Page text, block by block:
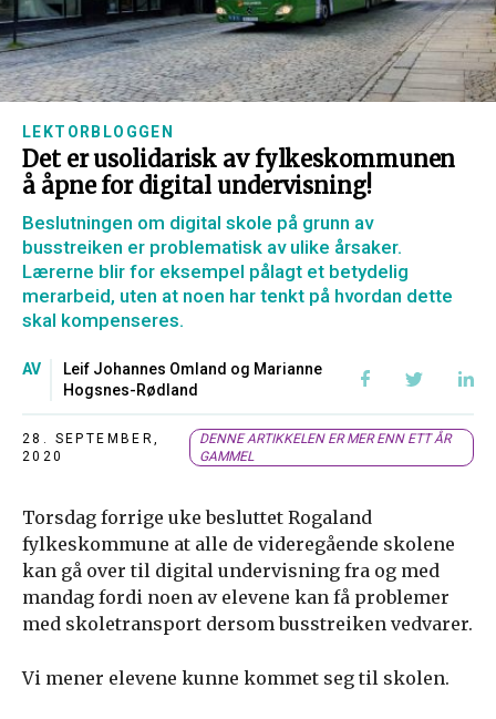
LEKTORBLOGGEN
Det er usolidarisk av fylkeskommunen
å åpne for digital undervisning!
Beslutningen om digital skole på grunn av
busstreiken er problematisk av ulike årsaker.
Lærerne blir for eksempel pålagt et betydelig
merarbeid, uten at noen har tenkt på hvordan dette
skal kompenseres.
AV
Leif Johannes Omland og Marianne
Hogsnes-Rødland
28. SEPTEMBER,
2020
DENNE ARTIKKELEN ER MER ENN ETT ÅR
GAMMEL
Torsdag forrige uke besluttet Rogaland
fylkeskommune at alle de videregående skolene
kan gå over til digital undervisning fra og med
mandag fordi noen av elevene kan få problemer
med skoletransport dersom busstreiken vedvarer.
Vi mener elevene kunne kommet seg til skolen.